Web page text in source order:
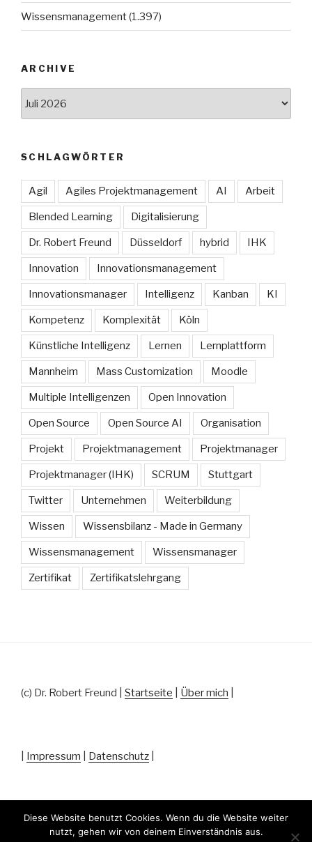
Wissensmanagement(1.397)
ARCHIVE
SCHLAGWÖRTER
Agil Agiles Projektmanagement AI Arbeit
Blended Learning Digitalisierung
Dr. Robert Freund Düsseldorf hybrid IHK
Innovation Innovationsmanagement
Innovationsmanager Intelligenz Kanban KI
Kompetenz Komplexität Köln
Künstliche Intelligenz Lernen Lernplattform
Mannheim Mass Customization Moodle
Multiple Intelligenzen Open Innovation
Open Source Open Source AI Organisation
Projekt Projektmanagement Projektmanager
Projektmanager (IHK) SCRUM Stuttgart
Twitter Unternehmen Weiterbildung
Wissen Wissensbilanz - Made in Germany
Wissensmanagement Wissensmanager
Zertifikat Zertifikatslehrgang
(c) Dr. Robert Freund | Startseite Über mich
Impressum Datenschutz
Diese Website benutzt Cookies. Wenn du die Website weiter
nutzt, gehen wir von deinem Einverständnis aus.